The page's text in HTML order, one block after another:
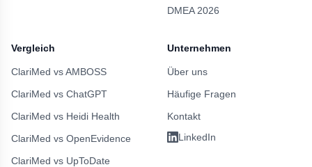
DMEA 2026
Vergleich
ClariMed vs AMBOSS
ClariMed vs ChatGPT
ClariMed vs Heidi Health
ClariMed vs OpenEvidence
ClariMed vs UpToDate
Unternehmen
Über uns
Häufige Fragen
Kontakt
LinkedIn